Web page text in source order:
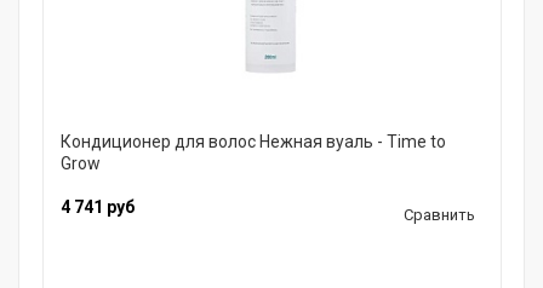
Кондиционер для волос Нежная вуаль - Time to
Grow
4 741 руб Сравнить